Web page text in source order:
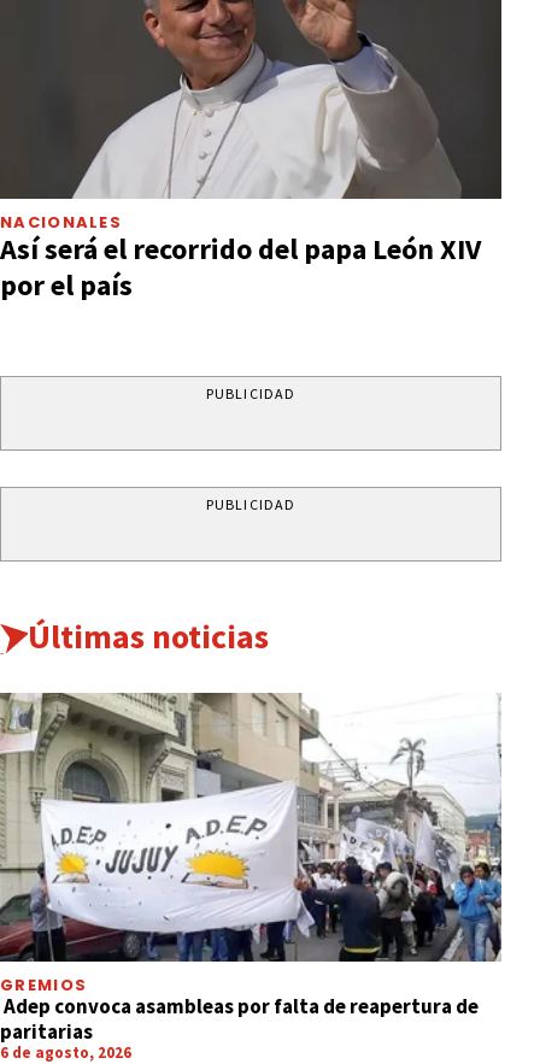
NACIONALES
Así será el recorrido del papa León XIV
por el país
PUBLICIDAD
PUBLICIDAD
Últimas noticias
GREMIOS
Adep convoca asambleas por falta de reapertura de
paritarias
6 de agosto, 2026